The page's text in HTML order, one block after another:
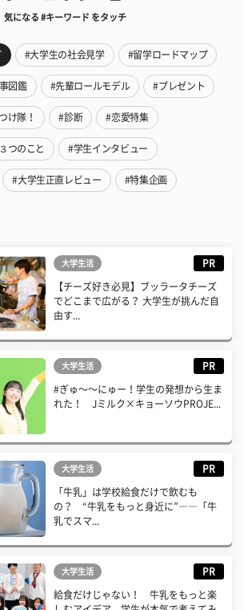
気になる #キーワード をタッチ
#大学生の社会見学 #留学ロードマップ
図鑑 #先輩ロールモデル #プレゼント
け隊！ #診断 #恋愛特集
つのこと #学生インタビュー
#大学生正直レビュー #特集企画
大学生活 PR
【チーズ好き必見】ブッラータチーズ
でどこまで広がる？ 大学生が挑んだ自
由す...
大学生活 PR
#ぎゅ〜〜にゅー！学生の発想から生ま
れた！ Jミルク×キョーソウPROJE...
大学生活 PR
「牛乳」は学校給食だけで飲むも
の？ “牛乳をもっと身近に”――「牛
乳でスマ...
大学生活 PR
給食だけじゃない！ 牛乳をもっと楽